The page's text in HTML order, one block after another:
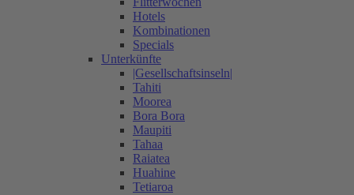
Hotels
Kombinationen
Specials
Unterkünfte
|Gesellschaftsinseln|
Tahiti
Moorea
Bora Bora
Maupiti
Tahaa
Raiatea
Huahine
Tetiaroa